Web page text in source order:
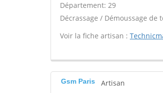
Département: 29
Décrassage / Démoussage de
Voir la fiche artisan :
Gsm Paris Artisan